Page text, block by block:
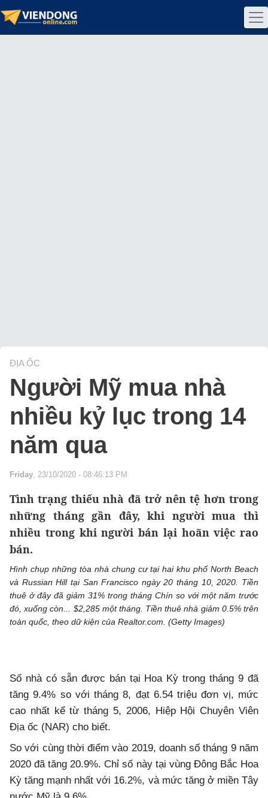
ĐỊA ỐC
Người Mỹ mua nhà
nhiều kỷ lục trong 14
năm qua
Friday, 23/10/2020 - 08:46:13 PM
Tình trạng thiếu nhà đã trở nên tệ hơn trong
những tháng gần đây, khi người mua thì
nhiều trong khi người bán lại hoãn việc rao
bán.
Hình chụp những tòa nhà chung cư tại hai khu phố North Beach
và Russian Hill tại San Francisco ngày 20 tháng 10, 2020. Tiền
thuê ở đây đã giảm 31% trong tháng Chín so với một năm trước
đó, xuống còn... $2,285 một tháng. Tiền thuê nhà giảm 0.5% trên
toàn quốc, theo dữ kiện của Realtor.com. (Getty Images)
Số nhà có sẵn được bán tại Hoa Kỳ trong tháng 9 đã
tăng 9.4% so với tháng 8, đạt 6.54 triệu đơn vị, mức
cao nhất kể từ tháng 5, 2006, Hiệp Hội Chuyên Viên
Địa ốc (NAR) cho biết.
So với cùng thời điểm vào 2019, doanh số tháng 9 năm
2020 đã tăng 20.9%. Chỉ số này tại vùng Đông Bắc Hoa
Kỳ tăng mạnh nhất với 16.2%, và mức tăng ở miền Tây